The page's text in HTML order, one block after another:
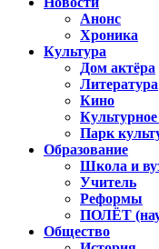
Анонс
Хроника
Культура
Дом актёра
Литература
Кино
Культурное
Парк
Образование
Школа и
Учитель
Реформы
ПОЛЁТ
Общество